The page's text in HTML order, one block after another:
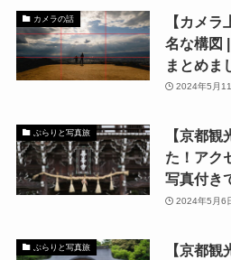
カメラの話
【カメ
名な構図
まとめま
2024年5月
ぶらりと写真旅
【京都
た！アク
写真付き
2024年5月6
ぶらりと写真旅
【京都